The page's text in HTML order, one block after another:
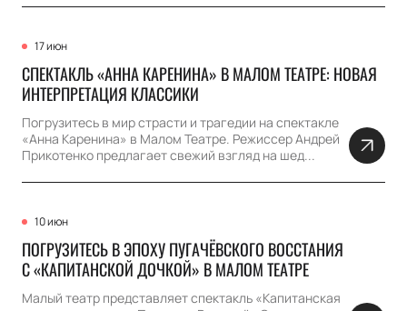
17 июн
СПЕКТАКЛЬ «АННА КАРЕНИНА» В МАЛОМ ТЕАТРЕ: НОВАЯ
ИНТЕРПРЕТАЦИЯ КЛАССИКИ
Погрузитесь в мир страсти и трагедии на спектакле
«Анна Каренина» в Малом Театре. Режиссер Андрей
Прикотенко предлагает свежий взгляд на шед...
10 июн
ПОГРУЗИТЕСЬ В ЭПОХУ ПУГАЧЁВСКОГО ВОССТАНИЯ
С «КАПИТАНСКОЙ ДОЧКОЙ» В МАЛОМ ТЕАТРЕ
Малый театр представляет спектакль «Капитанская